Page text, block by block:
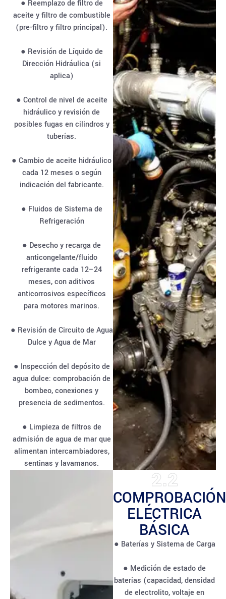
● Reemplazo de filtro de
aceite y filtro de combustible
(pre-filtro y filtro principal).
● Revisión de Líquido de
Dirección Hidráulica (si
aplica)
● Control de nivel de aceite
hidráulico y revisión de
posibles fugas en cilindros y
tuberías.
● Cambio de aceite hidráulico
cada 12 meses o según
indicación del fabricante.
● Fluidos de Sistema de
Refrigeración
● Desecho y recarga de
anticongelante/fluido
refrigerante cada 12–24
meses, con aditivos
anticorrosivos específicos
para motores marinos.
● Revisión de Circuito de Agua
Dulce y Agua de Mar
● Inspección del depósito de
agua dulce: comprobación de
bombeo, conexiones y
presencia de sedimentos.
● Limpieza de filtros de
admisión de agua de mar que
alimentan intercambiadores,
sentinas y lavamanos.
2.2
COMPROBACIÓN
ELÉCTRICA
BÁSICA
● Baterías y Sistema de Carga
● Medición de estado de
baterías (capacidad, densidad
de electrolito, voltaje en